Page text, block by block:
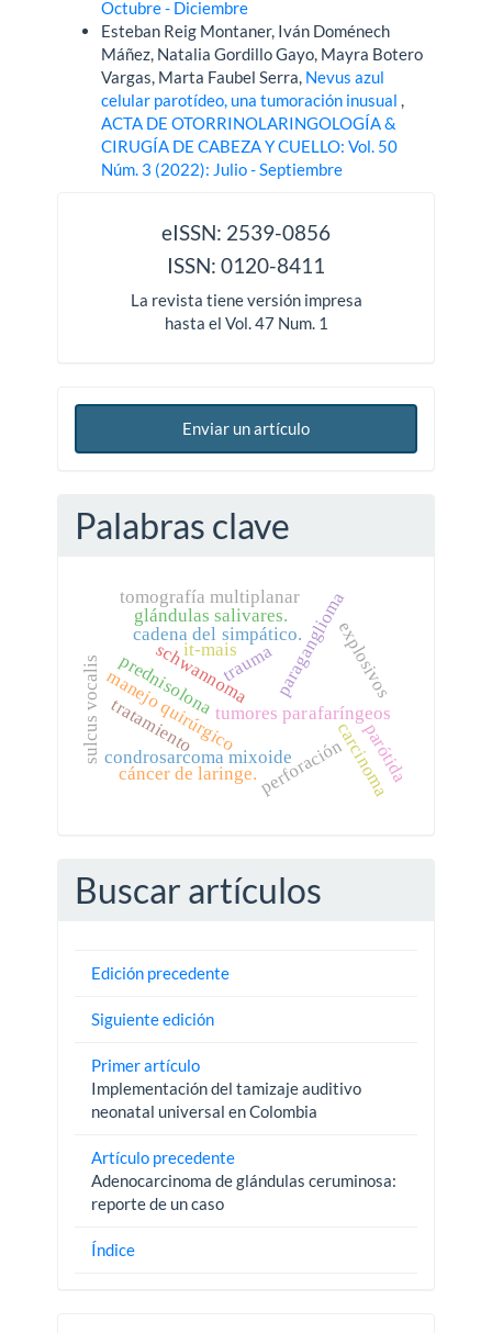
Octubre - Diciembre
Esteban Reig Montaner, Iván Doménech
Máñez, Natalia Gordillo Gayo, Mayra Botero
Vargas, Marta Faubel Serra, Nevus azul
celular parotídeo, una tumoración inusual,
ACTA DE OTORRINOLARINGOLOGÍA &
CIRUGÍA DE CABEZA Y CUELLO: Vol. 50
Núm. 3 (2022): Julio - Septiembre
eISSN: 2539-0856
ISSN: 0120-8411
La revista tiene versión impresa
hasta el Vol. 47 Num. 1
Enviar un artículo
Palabras clave
schwannoma paraganglioma
tumores parafaríngeos
cadena del simpático.
manejo quirúrgico
condrosarcoma mixoideperforación
trauma explosivos
sulcus vocalis tratamiento
prednisolona
carcinoma
parótida
glándulas salivares.
cáncer de laringe.
tomografía multiplanar
it-mais
Buscar artículos
Edición precedente
Siguiente edición
Primer artículo
Implementación del tamizaje auditivo
neonatal universal en Colombia
Artículo precedente
Adenocarcinoma de glándulas ceruminosa:
reporte de un caso
Índice